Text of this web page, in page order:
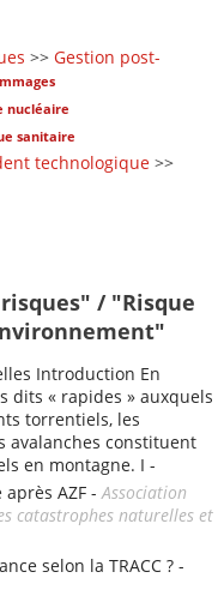
>> Gestion post-
nucléaire
sanitaire
technologique >>
/ "Risque
Introduction En
dits « rapides » auxquels
torrentiels, les
avalanches constituent
en montagne. I -
AZF - Association
catastrophes naturelles et
selon la TRACC ? -